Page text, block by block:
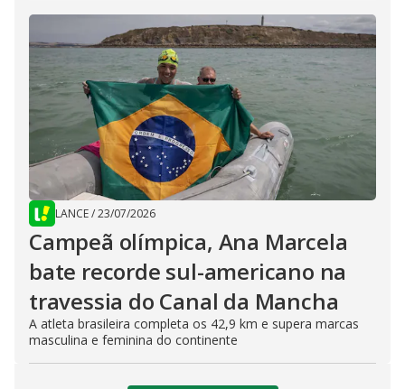
LANCE/23/07/2026
Campeã olímpica, Ana Marcela
bate recorde sul-americano na
travessia do Canal da Mancha
A atleta brasileira completa os 42,9 km e supera marcas
masculina e feminina do continente